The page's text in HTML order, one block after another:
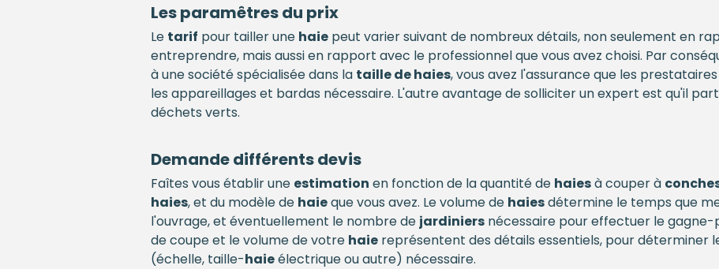
Les paramêtres du prix
Le tarif pour tailler une haie peut varier suivant de nombreux détails, non seulement en
entreprendre, mais aussi en rapport avec le professionnel que vous avez choisi. Par
à une société spécialisée dans la taille de haies, vous avez l'assurance que les
les appareillages et bardas nécessaire. L'autre avantage de solliciter un expert est qu'il
déchets verts.
Demande différents devis
Faîtes vous établir une estimation en fonction de la quantité de haiesà couper à
haies, et du modèle de haieque vous avez. Le volume de haiesdétermine le temps que
l'ouvrage, et éventuellement le nombre de jardiniers nécessaire pour effectuer le
de coupe et le volume de votre haie représentent des détails essentiels, pour déterminer
(échelle, taille-haieélectrique ou autre) nécessaire.